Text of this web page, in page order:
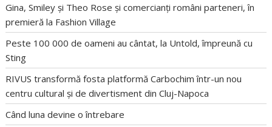
Gina, Smiley și Theo Rose și comercianți români parteneri, în
premieră la Fashion Village
Peste 100 000 de oameni au cântat, la Untold, împreună cu
Sting
RIVUS transformă fosta platformă Carbochim într-un nou
centru cultural și de divertisment din Cluj-Napoca
Când luna devine o întrebare